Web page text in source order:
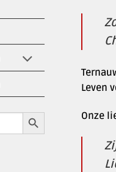
Zoekknop
Leven
Onze